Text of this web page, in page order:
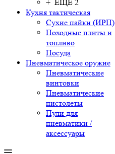
+ ЕЩЕ 2
Кухня тактическая
Сухие пайки (ИРП)
Походные плиты и
топливо
Посуда
Пневматическое оружие
Пневматические
винтовки
Пневматические
пистолеты
Пули для
пневматики /
аксессуары